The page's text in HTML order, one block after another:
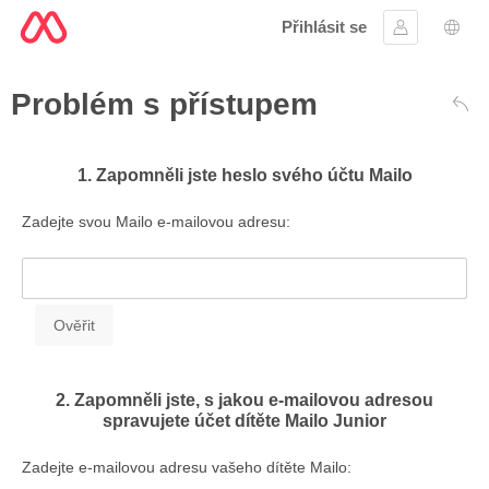
Přihlásit se
Přihlásit se
Problém s přístupem
1. Zapomněli jste heslo svého účtu Mailo
Zadejte svou Mailo e-mailovou adresu:
2. Zapomněli jste, s jakou e-mailovou adresou
spravujete účet dítěte Mailo Junior
Zadejte e-mailovou adresu vašeho dítěte Mailo: